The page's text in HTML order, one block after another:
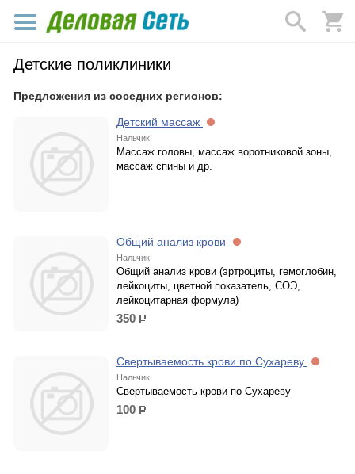
Детские поликлиники
Предложения из соседних регионов:
Детский массаж
Нальчик
Массаж головы, массаж воротниковой зоны,
массаж спины и др.
Общий анализ крови
Нальчик
Общий анализ крови (эртроциты, гемоглобин,
лейкоциты, цветной показатель, СОЭ,
лейкоцитарная формула)
350 р.
Свертываемость крови по Сухареву
Нальчик
Свертываемость крови по Сухареву
100 р.